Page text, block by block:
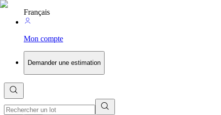
Français
Mon compte
Demander une estimation